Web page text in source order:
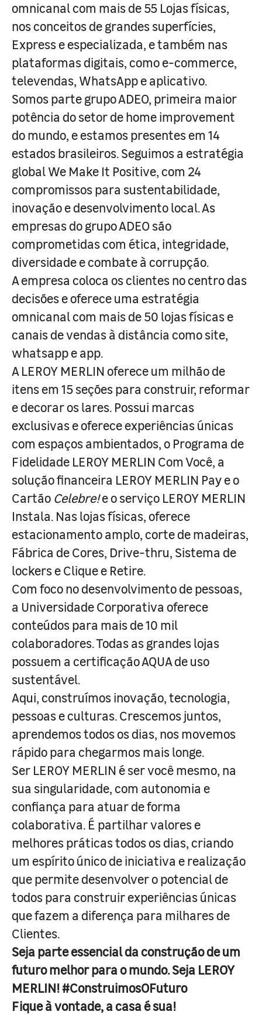
omnicanal com mais de 55 Lojas físicas,
nos conceitos de grandes superfícies,
Express e especializada, e também nas
plataformas digitais, como e-commerce,
televendas, WhatsApp e aplicativo.
Somos parte grupo ADEO, primeira maior
potência do setor de home improvement
do mundo, e estamos presentes em 14
estados brasileiros. Seguimos a estratégia
global We Make It Positive, com 24
compromissos para sustentabilidade,
inovação e desenvolvimento local. As
empresas do grupo ADEO são
comprometidas com ética, integridade,
diversidade e combate à corrupção.
A empresa coloca os clientes no centro das
decisões e oferece uma estratégia
omnicanal com mais de 50 lojas físicas e
canais de vendas à distância como site,
whatsapp e app.
A LEROY MERLIN oferece um milhão de
itens em 15 seções para construir, reformar
e decorar os lares. Possui marcas
exclusivas e oferece experiências únicas
com espaços ambientados, o Programa de
Fidelidade LEROY MERLIN Com Você, a
solução financeira LEROY MERLIN Pay e o
Cartão Celebre!e o serviço LEROY MERLIN
Instala. Nas lojas físicas, oferece
estacionamento amplo, corte de madeiras,
Fábrica de Cores, Drive-thru, Sistema de
lockers e Clique e Retire.
Com foco no desenvolvimento de pessoas,
a Universidade Corporativa oferece
conteúdos para mais de 10 mil
colaboradores. Todas as grandes lojas
possuem a certificação AQUA de uso
sustentável.
Aqui, construímos inovação, tecnologia,
pessoas e culturas. Crescemos juntos,
aprendemos todos os dias, nos movemos
rápido para chegarmos mais longe.
Ser LEROY MERLIN é ser você mesmo, na
sua singularidade, com autonomia e
confiança para atuar de forma
colaborativa. É partilhar valores e
melhores práticas todos os dias, criando
um espírito único de iniciativa e realização
que permite desenvolver o potencial de
todos para construir experiências únicas
que fazem a diferença para milhares de
Clientes.
Seja parte essencial da construção de um
futuro melhor para o mundo. Seja LEROY
MERLIN! #ConstruimosOFuturo
Fique à vontade, a casa é sua!